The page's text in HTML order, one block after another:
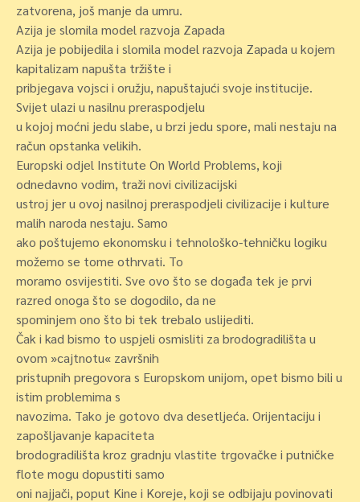
zatvorena, još manje da umru.
Azija je slomila model razvoja Zapada
Azija je pobijedila i slomila model razvoja Zapada u kojem
kapitalizam napušta tržište i
pribjegava vojsci i oružju, napuštajući svoje institucije.
Svijet ulazi u nasilnu preraspodjelu
u kojoj moćni jedu slabe, u brzi jedu spore, mali nestaju na
račun opstanka velikih.
Europski odjel Institute On World Problems, koji
odnedavno vodim, traži novi civilizacijski
ustroj jer u ovoj nasilnoj preraspodjeli civilizacije i kulture
malih naroda nestaju. Samo
ako poštujemo ekonomsku i tehnološko-tehničku logiku
možemo se tome othrvati. To
moramo osvijestiti. Sve ovo što se događa tek je prvi
razred onoga što se dogodilo, da ne
spominjem ono što bi tek trebalo uslijediti.
Čak i kad bismo to uspjeli osmisliti za brodogradilišta u
ovom »cajtnotu« završnih
pristupnih pregovora s Europskom unijom, opet bismo bili u
istim problemima s
navozima. Tako je gotovo dva desetljeća. Orijentaciju i
zapošljavanje kapaciteta
brodogradilišta kroz gradnju vlastite trgovačke i putničke
flote mogu dopustiti samo
oni najjači, poput Kine i Koreje, koji se odbijaju povinovati